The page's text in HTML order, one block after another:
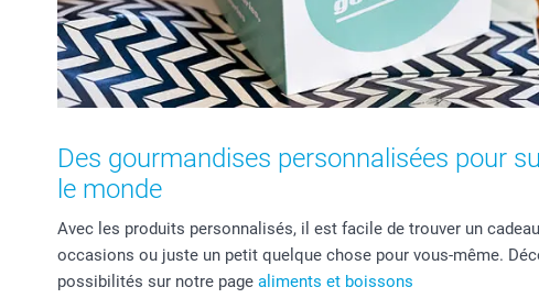
Des gourmandises personnalisées pour
le monde
Avec les produits personnalisés, il est facile de trouver un
occasions ou juste un petit quelque chose pour vous-même.
possibilités sur notre page aliments et boissons